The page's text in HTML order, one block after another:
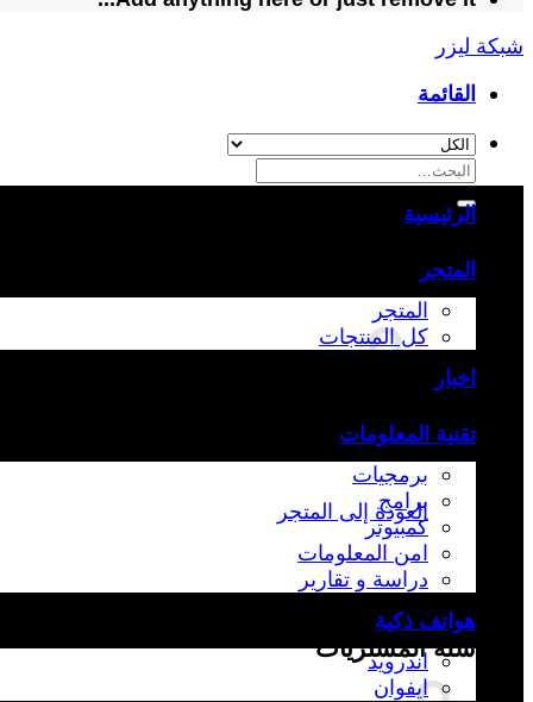
شبكة ليزر
القائمة
البحث
عن:
العودة إلى المتجر
سلة المشتريات
الرئيسية
المتجر
المتجر
كل المنتجات
اخبار
تقنية المعلومات
برمجيات
برامج
كمبيوتر
امن المعلومات
دراسة و تقارير
هواتف ذكية
اندرويد
ايفوان